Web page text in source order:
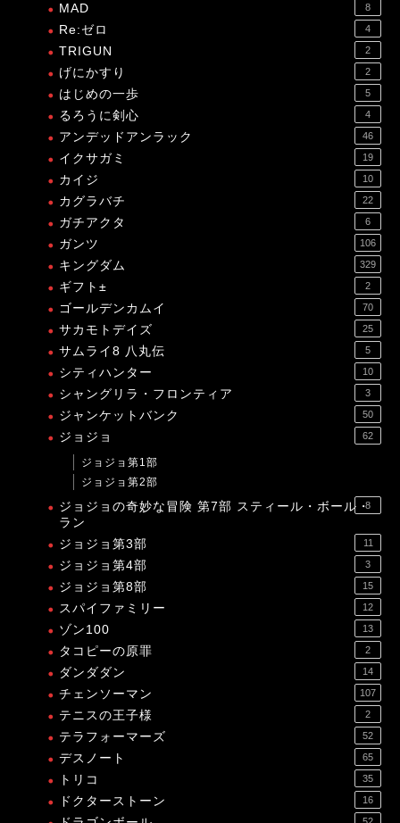
MAD 8
Re:ゼロ 4
TRIGUN 2
げにかすり 2
はじめの一歩 5
るろうに剣心 4
アンデッドアンラック 46
イクサガミ 19
カイジ 10
カグラバチ 22
ガチアクタ 6
ガンツ 106
キングダム 329
ギフト± 2
ゴールデンカムイ 70
サカモトデイズ 25
サムライ8 八丸伝 5
シティハンター 10
シャングリラ・フロンティア 3
ジャンケットバンク 50
ジョジョ 62
ジョジョ第1部
ジョジョ第2部
ジョジョの奇妙な冒険 第7部 スティール・ボール・
ラン
8
ジョジョ第3部 11
ジョジョ第4部 3
ジョジョ第8部 15
スパイファミリー 12
ゾン100 13
タコピーの原罪 2
ダンダダン 14
チェンソーマン 107
テニスの王子様 2
テラフォーマーズ 52
デスノート 65
トリコ 35
ドクターストーン 16